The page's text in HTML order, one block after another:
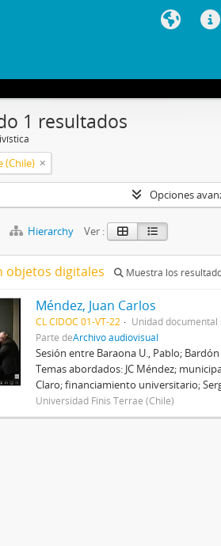
1 resultados
(Chile)
Opciones
Hierarchy Ver :
objetos digitales Muestra los
Méndez, Juan Carlos
CL CIDOC 01-VT-22 Unidad documental
Parte deArchivo audiovisual
Sesión entre Baraona U., Pablo;
Temas abordados: JC Méndez;
Claro; financiamiento universitario;
Universidad Finis Terrae (Chile)